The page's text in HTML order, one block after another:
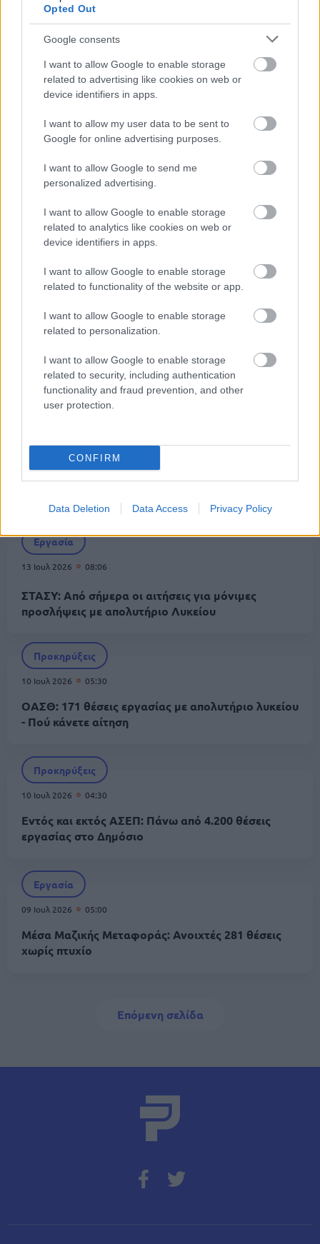
Opted Out
Google consents
I want to allow Google to enable storage
related to advertising like cookies on web or
device identifiers in apps.
I want to allow my user data to be sent to
Google for online advertising purposes.
I want to allow Google to send me
personalized advertising.
I want to allow Google to enable storage
related to analytics like cookies on web or
device identifiers in apps.
I want to allow Google to enable storage
related to functionality of the website or app.
I want to allow Google to enable storage
related to personalization.
I want to allow Google to enable storage
related to security, including authentication
functionality and fraud prevention, and other
user protection.
CONFIRM
Data Deletion Data Access Privacy Policy
ΣΤΑΣΥ: Νέα προκήρυξη για 21 μόνιμους με
απολυτήριο λυκείου
Προκηρύξεις
ΟΑΣΘ: 171 προσλήψεις οδηγών - Πού κάνετε
17 Ιουλ 2026 12:59
ΣΤΑΣΥ: Νέα προκήρυξη - Προσλήψεις ελεγκτών
εισιτηρίων
Κοινωνία
16 Ιουλ 2026 11:01
ΜΜΜ: Σε ισχύ το θερινό πρόγραμμα – Πώς
αλλάζουν τα δρομολόγια
14 Ιουλ 2026 15:12
ΣΤΑΣΥ: Νέα προκήρυξη για μόνιμες προσλήψεις
Εργασία
13 Ιουλ 2026 08:06
ΣΤΑΣΥ: Από σήμερα οι αιτήσεις για μόνιμες
προσλήψεις με απολυτήριο Λυκείου
Προκηρύξεις
10 Ιουλ 2026 05:30
ΟΑΣΘ: 171 θέσεις εργασίας με απολυτήριο λυκείου
- Πού κάνετε αίτηση
Προκηρύξεις
10 Ιουλ 2026 04:30
Εντός και εκτός ΑΣΕΠ: Πάνω από 4.200 θέσεις
εργασίας στο Δημόσιο
Εργασία
09 Ιουλ 2026 05:00
Μέσα Μαζικής Μεταφοράς: Ανοιχτές 281 θέσεις
χωρίς πτυχίο
Next page
Επόμενη σελίδα